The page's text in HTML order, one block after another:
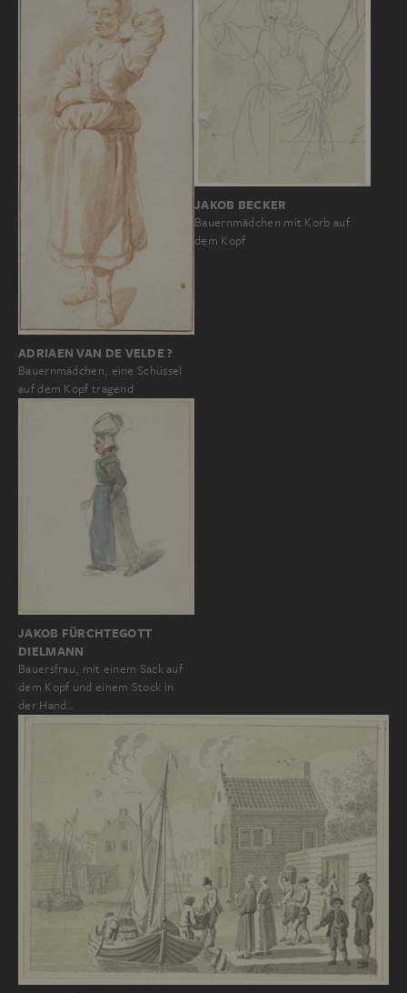
ADRIAEN VAN DE VELDE ?
Bauernmädchen, eine Schüssel
auf dem Kopf tragend
JAKOB BECKER
Bauernmädchen mit Korb auf
dem Kopf
JAKOB FÜRCHTEGOTT
DIELMANN
Bauersfrau, mit einem Sack auf
dem Kopf und einem Stock in
der Hand…